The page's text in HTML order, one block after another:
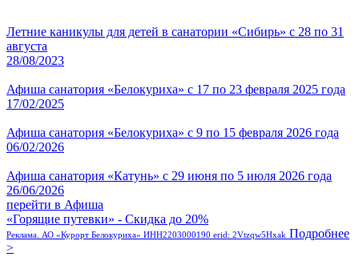
Летние каникулы для детей в санатории «Сибирь» с 28 по 31
августа
28/08/2023
Афиша санатория «Белокуриха» с 17 по 23 февраля 2025 года
17/02/2025
Афиша санатория «Белокуриха» с 9 по 15 февраля 2026 года
06/02/2026
Афиша санатория «Катунь» с 29 июня по 5 июля 2026 года
26/06/2026
перейти в Афиша
«Горящие путевки» - Скидка до 20%
Реклама. АО «Курорт Белокуриха» ИНН2203000190 erid: 2Vtzqw5Hxak Подробнее
>